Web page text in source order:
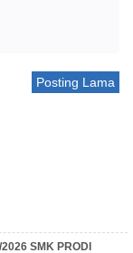
Posting Lama
SMK PRODI